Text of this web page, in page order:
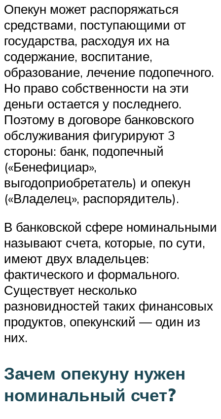
Опекун может распоряжаться
средствами, поступающими от
государства, расходуя их на
содержание, воспитание,
образование, лечение подопечного.
Но право собственности на эти
деньги остается у последнего.
Поэтому в договоре банковского
обслуживания фигурируют 3
стороны: банк, подопечный
(«Бенефициар»,
выгодоприобретатель) и опекун
(«Владелец», распорядитель).
В банковской сфере номинальными
называют счета, которые, по сути,
имеют двух владельцев:
фактического и формального.
Существует несколько
разновидностей таких финансовых
продуктов, опекунский — один из
них.
Зачем опекуну нужен
номинальный счет?